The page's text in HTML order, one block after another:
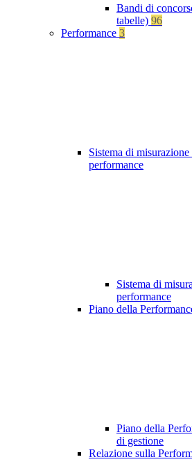
Bandi di
tabelle) 96
Performance 3
Sistema di
performance
Sistema di
performance
Piano della
Piano della
di gestione
Relazione sulla